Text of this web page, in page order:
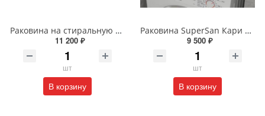
Раковина на стиральную машину Reflexion Tetra RF6050TE 60 х 50 см белая
11 200 ₽
шт
В корзину
Раковина SuperSan Кари 60 x 55 см над стиральной машиной Kar-D1
9 500 ₽
шт
В корзину